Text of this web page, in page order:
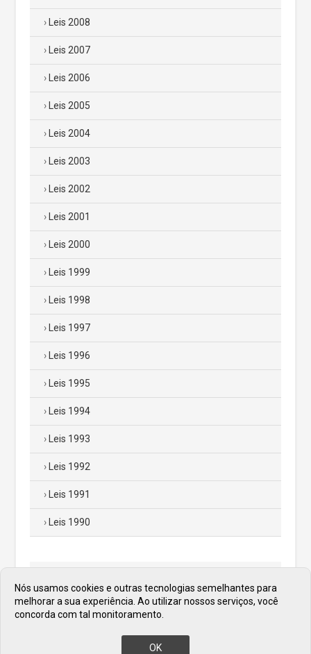
Leis 2008
Leis 2007
Leis 2006
Leis 2005
Leis 2004
Leis 2003
Leis 2002
Leis 2001
Leis 2000
Leis 1999
Leis 1998
Leis 1997
Leis 1996
Leis 1995
Leis 1994
Leis 1993
Leis 1992
Leis 1991
Leis 1990
Decretos
Nós usamos cookies e outras tecnologias semelhantes para
melhorar a sua experiência. Ao utilizar nossos serviços, você
concorda com tal monitoramento.
OK